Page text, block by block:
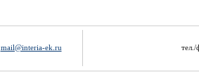
mail@interia-ek.ru